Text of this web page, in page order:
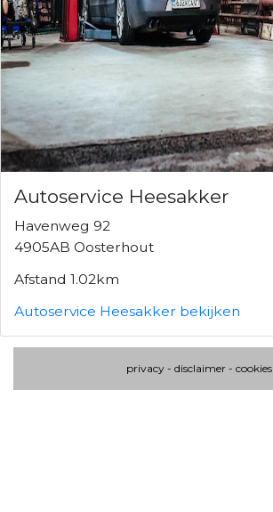
Autoservice Heesakker
Havenweg 92
4905AB Oosterhout
Afstand 1.02km
Autoservice Heesakker bekijken
privacy - disclaimer - cookies